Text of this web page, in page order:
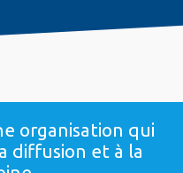
organisation qui
diffusion et à la